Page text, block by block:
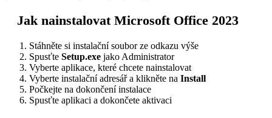
Jak nainstalovat Microsoft Office 2023
Stáhněte si instalační soubor ze odkazu výše
Spusťte Setup.exe jako Administrator
Vyberte aplikace, které chcete nainstalovat
Vyberte instalační adresář a klikněte na Install
Počkejte na dokončení instalace
Spusťte aplikaci a dokončete aktivaci